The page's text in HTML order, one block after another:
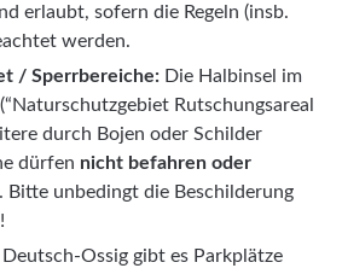
erlaubt, sofern die Regeln (insb.
werden.
/ Sperrbereiche: Die Halbinsel im
Rutschungsareal
durch Bojen oder Schilder
dürfen nicht befahren oder
Bitte unbedingt die Beschilderung
Ossig gibt es Parkplätze